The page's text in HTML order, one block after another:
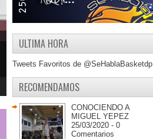
ULTIMA HORA
Tweets Favoritos de @SeHablaBasketdp
RECOMENDAMOS
CONOCIENDO A
MIGUEL YEPEZ
25/03/2020 - 0
Comentarios